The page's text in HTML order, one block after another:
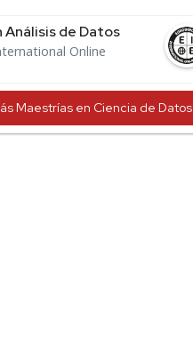
Análisis de Datos
Online
Maestrías en Ciencia de Datos